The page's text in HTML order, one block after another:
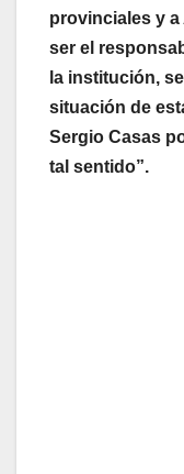
provinciales y a
ser el
la institución,
situación de
Sergio Casas
tal sentido”.